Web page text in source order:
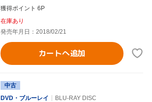
獲得ポイント 6P
在庫あり
発売年月日：2018/02/21
カートへ追加
中古
DVD・ブルーレイ
BLU-RAY DISC